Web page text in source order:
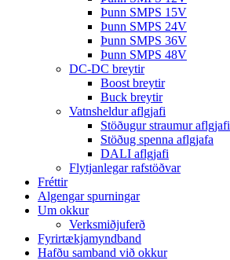
Þunn SMPS 15V
Þunn SMPS 24V
Þunn SMPS 36V
Þunn SMPS 48V
DC-DC breytir
Boost breytir
Buck breytir
Vatnsheldur aflgjafi
Stöðugur straumur aflgjafi
Stöðug spenna aflgjafa
DALI aflgjafi
Flytjanlegar rafstöðvar
Fréttir
Algengar spurningar
Um okkur
Verksmiðjuferð
Fyrirtækjamyndband
Hafðu samband við okkur